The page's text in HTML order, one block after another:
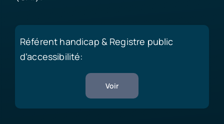
Référent handicap & Registre public
d’accessibilité:
Voir